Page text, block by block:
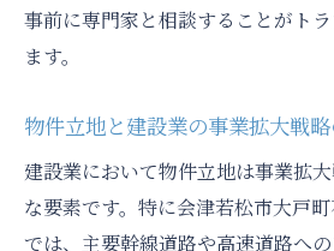
事前に専門家と相談することがト
ます。
物件立地と建設業の事業拡大戦
建設業において物件立地は事業拡
な要素です。特に会津若松市大戸
では、主要幹線道路や高速道路へ